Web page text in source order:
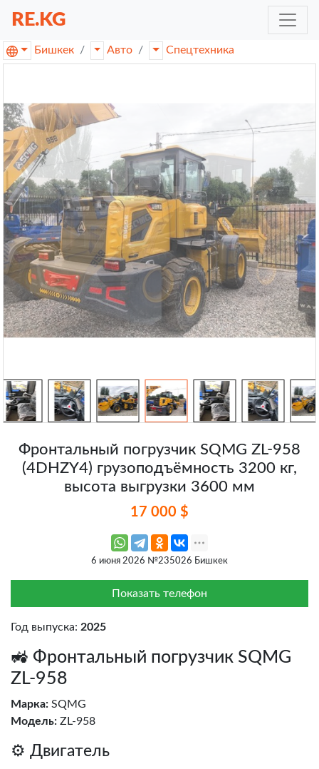
RE.KG
Бишкек Авто Спецтехника
Фронтальный погрузчик SQMG ZL-958
(4DHZY4) грузоподъёмность 3200 кг,
высота выгрузки 3600 мм
17 000 $
6 июня 2026 №235026 Бишкек
Показать телефон
Год выпуска: 2025
🚜 Фронтальный погрузчик SQMG
ZL-958
Марка: SQMG
Модель: ZL-958
⚙️ Двигатель